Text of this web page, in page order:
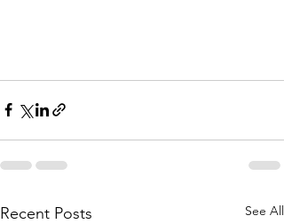
Recent Posts See All